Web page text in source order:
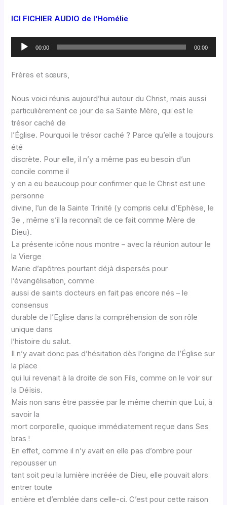
ICI FICHIER AUDIO de l’Homélie
Lecteur
00:00 00:00
Frères et sœurs,
Nous voici réunis aujourd’hui autour du Christ, mais aussi
particulièrement ce jour de sa Sainte Mère, qui est le
trésor caché de
l’Église. Pourquoi le trésor caché ? Parce qu’elle a toujours
été
discrète. Pour elle, il n’y a même pas eu besoin d’un
concile comme il
y en a eu beaucoup pour confirmer que le Christ est une
personne
divine, l’un de la Sainte Trinité (y compris celui d’Ephèse, le
3e , même s’il la reconnaît de ce fait comme Mère de
Dieu).
La présente icône nous montre – avec la réunion autour le
la Vierge
Marie d’apôtres pourtant déjà dispersés pour
l’évangélisation, comme
aussi de saints docteurs en fait pas encore nés – le
consensus
durable de l’Eglise dans la compréhension de son rôle
unique dans
l’histoire du salut.
Il n’y avait donc pas d’hésitation dès l’origine de l’Église sur
la place
qui lui revenait à la droite de son Fils, comme on le voir sur
la Déïsis.
Mais non sans être passée par le même chemin que Lui, à
savoir la
mort corporelle, quoique immédiatement reçue dans Ses
bras !
En effet, comme il n’y avait en elle pas d’ombre pour
repousser un
tant soit peu la lumière incréée de Dieu, elle pouvait alors
entrer toute
entière et d’emblée dans celle-ci. C’est pour cette raison